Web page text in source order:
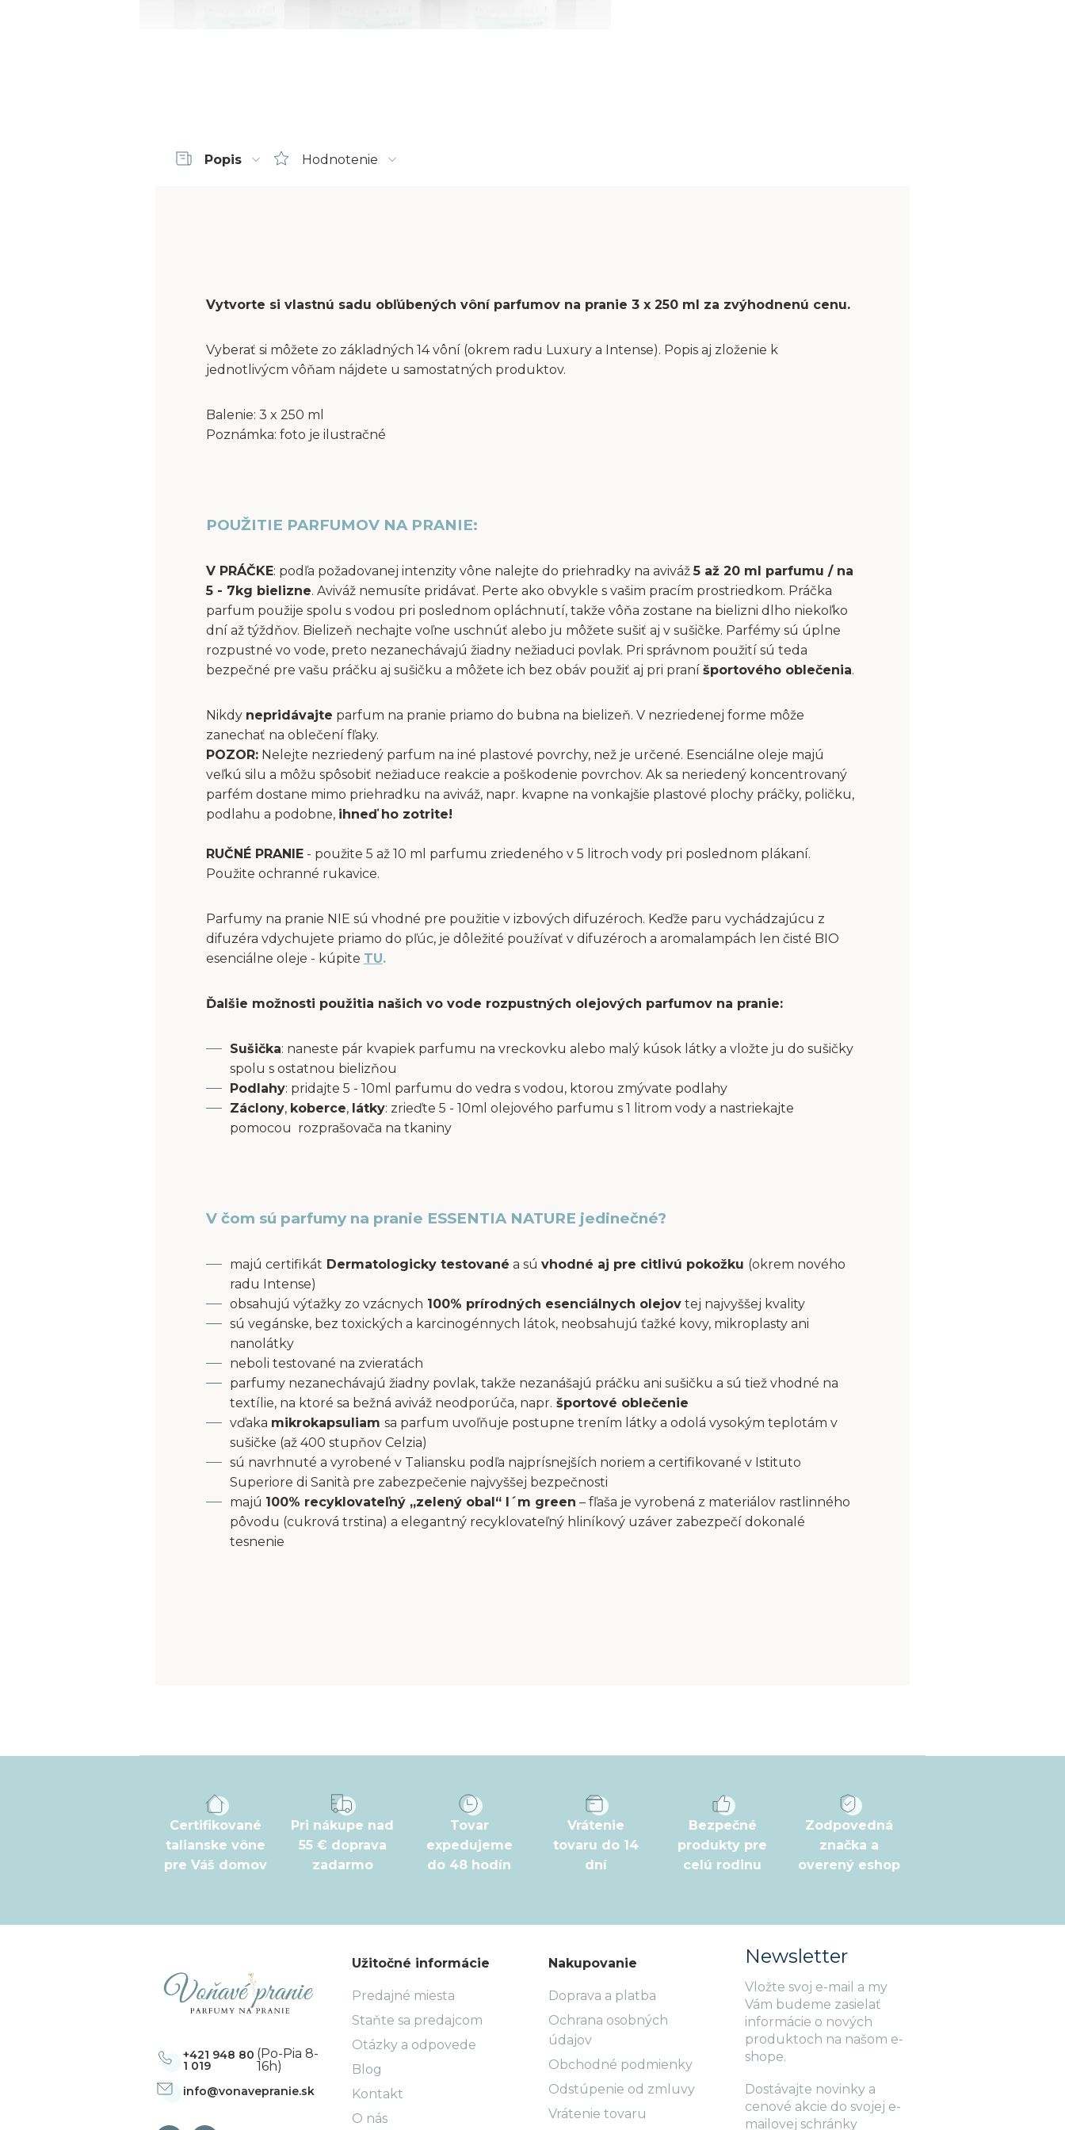
Popis Hodnotenie
Vytvorte si vlastnú sadu obľúbených vôní parfumov na pranie 3 x 250 ml za zvýhodnenú cenu.
Vyberať si môžete zo základných 14 vôní (okrem radu Luxury a Intense). Popis aj zloženie k
jednotlivýcm vôňam nájdete u samostatných produktov.
Balenie: 3 x 250 ml
Poznámka: foto je ilustračné
POUŽITIE PARFUMOV NA PRANIE:
V PRÁČKE: podľa požadovanej intenzity vône nalejte do priehradky na aviváž5 až 20 ml parfumu / na
5 - 7kg bielizne. Aviváž nemusíte pridávať. Perte ako obvykle s vašim pracím prostriedkom. Práčka
parfum použije spolu s vodou pri poslednom opláchnutí, takže vôňa zostane na bielizni dlho niekoľko
dní až týždňov. Bielizeň nechajte voľne uschnúť alebo ju môžete sušiť aj v sušičke. Parfémy sú úplne
rozpustné vo vode, preto nezanechávajú žiadny nežiaduci povlak. Pri správnom použití sú teda
bezpečné pre vašu práčku aj sušičku a môžete ich bez obáv použiť aj pri praní športového oblečenia.
Nikdy nepridávajte parfum na pranie priamo do bubna na bielizeň. V nezriedenej forme môže
zanechať na oblečení fľaky.
POZOR:Nelejte nezriedený parfum na iné plastové povrchy, než je určené. Esenciálne oleje majú
veľkú silu a môžu spôsobiť nežiaduce reakcie a poškodenie povrchov. Ak sa neriedený koncentrovaný
parfém dostane mimo priehradku na aviváž, napr. kvapne na vonkajšie plastové plochy práčky, poličku,
podlahu a podobne, ihneď ho zotrite!
RUČNÉ PRANIE- použite 5 až 10 ml parfumu zriedeného v 5 litroch vody pri poslednom plákaní.
Použite ochranné rukavice.
Parfumy na pranie NIE sú vhodné pre použitie v izbových difuzéroch. Keďže paru vychádzajúcu z
difuzéra vdychujete priamo do pľúc, je dôležité používať v difuzéroch a aromalampách len čisté BIO
esenciálne oleje - kúpite TU.
Ďalšie možnosti použitia našich vo vode rozpustných olejových parfumov na pranie:
Sušička: naneste pár kvapiek parfumu na vreckovku alebo malý kúsok látky a vložte ju do sušičky
spolu s ostatnou bielizňou
Podlahy: pridajte 5 - 10ml parfumu do vedra s vodou, ktorou zmývate podlahy
Záclony, koberce, látky: zrieďte 5 - 10ml olejového parfumu s 1 litrom vody a nastriekajte
pomocou rozprašovača na tkaniny
V čom sú parfumy na pranie ESSENTIA NATURE jedinečné?
majú certifikát Dermatologicky testované a sú vhodné aj pre citlivú pokožku (okrem nového
radu Intense)
obsahujú výťažky zo vzácnych 100% prírodných esenciálnych olejovtej najvyššej kvality
sú vegánske, bez toxických a karcinogénnych látok, neobsahujú ťažké kovy, mikroplasty ani
nanolátky
neboli testované na zvieratách
parfumy nezanechávajú žiadny povlak, takže nezanášajú práčku ani sušičku a sú tiež vhodné na
textílie, na ktoré sa bežná aviváž neodporúča, napr. športové oblečenie
vďaka mikrokapsuliam sa parfum uvoľňuje postupne trením látky a odolá vysokým teplotám v
sušičke (až 400 stupňov Celzia)
sú navrhnuté a vyrobené v Taliansku podľa najprísnejších noriem a certifikované v Istituto
Superiore di Sanità pre zabezpečenie najvyššej bezpečnosti
majú 100% recyklovateľný „zelený obal“ I´m green – fľaša je vyrobená z materiálov rastlinného
pôvodu (cukrová trstina) a elegantný recyklovateľný hliníkový uzáver zabezpečí dokonalé
tesnenie
á
Certifikované
talianske vône
pre Váš domov
Pri nákupe nad
55 € doprava
zadarmo
Tovar
expedujeme
do 48 hodín
Vrátenie
tovaru do 14
dní
Bezpečné
produkty pre
celú rodinu
Zodpovedná
značka a
overený eshop
info@vonavepranie.sk
+421 948 80
1 019
(Po-Pia 8-
16h)
Užitočné informácie
Predajné miesta
Staňte sa predajcom
Otázky a odpovede
Blog
Kontakt
O nás
Nakupovanie
Doprava a platba
Ochrana osobných
údajov
Obchodné podmienky
Odstúpenie od zmluvy
Vrátenie tovaru
Newsletter
Vložte svoj e-mail a my
Vám budeme zasielať
informácie o nových
produktoch na našom e-
shope.
Dostávajte novinky a
cenové akcie do svojej e-
mailovej schránky